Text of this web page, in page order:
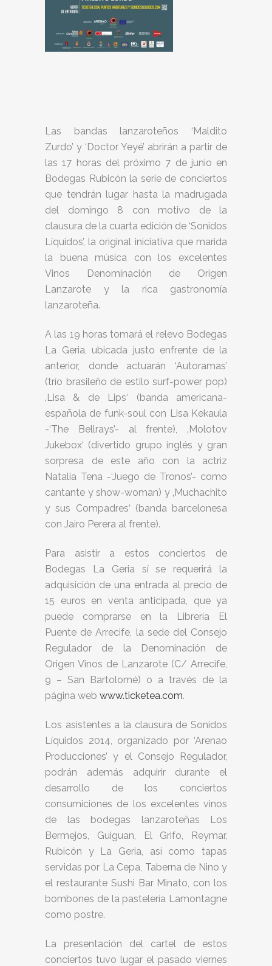
Las bandas lanzaroteños ‘Maldito
Zurdo’ y ‘Doctor Yeyé’ abrirán a partir de
las 17 horas del próximo 7 de junio en
Bodegas Rubicón la serie de conciertos
que tendrán lugar hasta la madrugada
del domingo 8 con motivo de la
clausura de la cuarta edición de ‘Sonidos
Líquidos’, la original iniciativa que marida
la buena música con los excelentes
Vinos Denominación de Origen
Lanzarote y la rica gastronomía
lanzaroteña.
A las 19 horas tomará el relevo Bodegas
La Geria, ubicada justo enfrente de la
anterior, donde actuarán ‘Autoramas’
(trío brasileño de estilo surf-power pop)
‚Lisa & de Lips‘ (banda americana-
española de funk-soul con Lisa Kekaula
-‘The Bellrays’- al frente), ‚Molotov
Jukebox‘ (divertido grupo inglés y gran
sorpresa de este año con la actriz
Natalia Tena -‘Juego de Tronos’- como
cantante y show-woman) y ‚Muchachito
y sus Compadres‘ (banda barcelonesa
con Jairo Perera al frente).
Para asistir a estos conciertos de
Bodegas La Geria sí se requerirá la
adquisición de una entrada al precio de
15 euros en venta anticipada, que ya
puede comprarse en la Librería El
Puente de Arrecife, la sede del Consejo
Regulador de la Denominación de
Origen Vinos de Lanzarote (C/ Arrecife,
9 – San Bartolomé) o a través de la
página web www.ticketea.com.
Los asistentes a la clausura de Sonidos
Líquidos 2014, organizado por ‘Arenao
Producciones’ y el Consejo Regulador,
podrán además adquirir durante el
desarrollo de los conciertos
consumiciones de los excelentes vinos
de las bodegas lanzaroteñas Los
Bermejos, Guiguan, El Grifo, Reymar,
Rubicón y La Geria, así como tapas
servidas por La Cepa, Taberna de Nino y
el restaurante Sushi Bar Minato, con los
bombones de la pastelería Lamontagne
como postre.
La presentación del cartel de estos
conciertos tuvo lugar el pasado viernes